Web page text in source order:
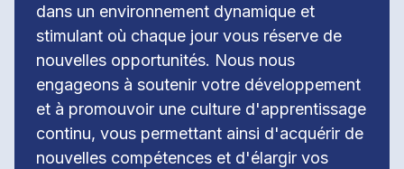
dans un environnement dynamique et
stimulant où chaque jour vous réserve de
nouvelles opportunités. Nous nous
engageons à soutenir votre développement
et à promouvoir une culture d'apprentissage
continu, vous permettant ainsi d'acquérir de
nouvelles compétences et d'élargir vos